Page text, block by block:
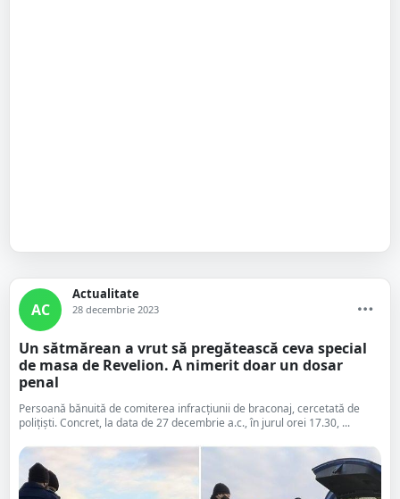
AC
Actualitate
28 decembrie 2023
Un sătmărean a vrut să pregătească ceva special
de masa de Revelion. A nimerit doar un dosar
penal
Persoană bănuită de comiterea infracțiunii de braconaj, cercetată de
polițiști. Concret, la data de 27 decembrie a.c., în jurul orei 17.30, ...